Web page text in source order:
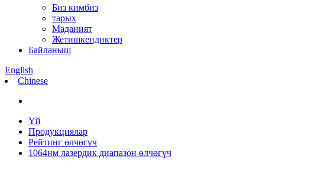
Биз кимбиз
тарых
Маданият
Жетишкендиктер
Байланыш
English
Chinese
Үй
Продукциялар
Рейтинг өлчөгүч
1064нм лазердик диапазон өлчөгүч